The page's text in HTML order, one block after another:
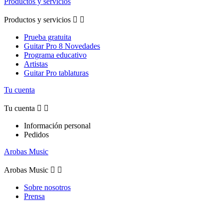
Productos y servicios  
Prueba gratuita
Guitar Pro 8 Novedades
Programa educativo
Artistas
Guitar Pro tablaturas
Tu cuenta
Tu cuenta  
Información personal
Pedidos
Arobas Music
Arobas Music  
Sobre nosotros
Prensa